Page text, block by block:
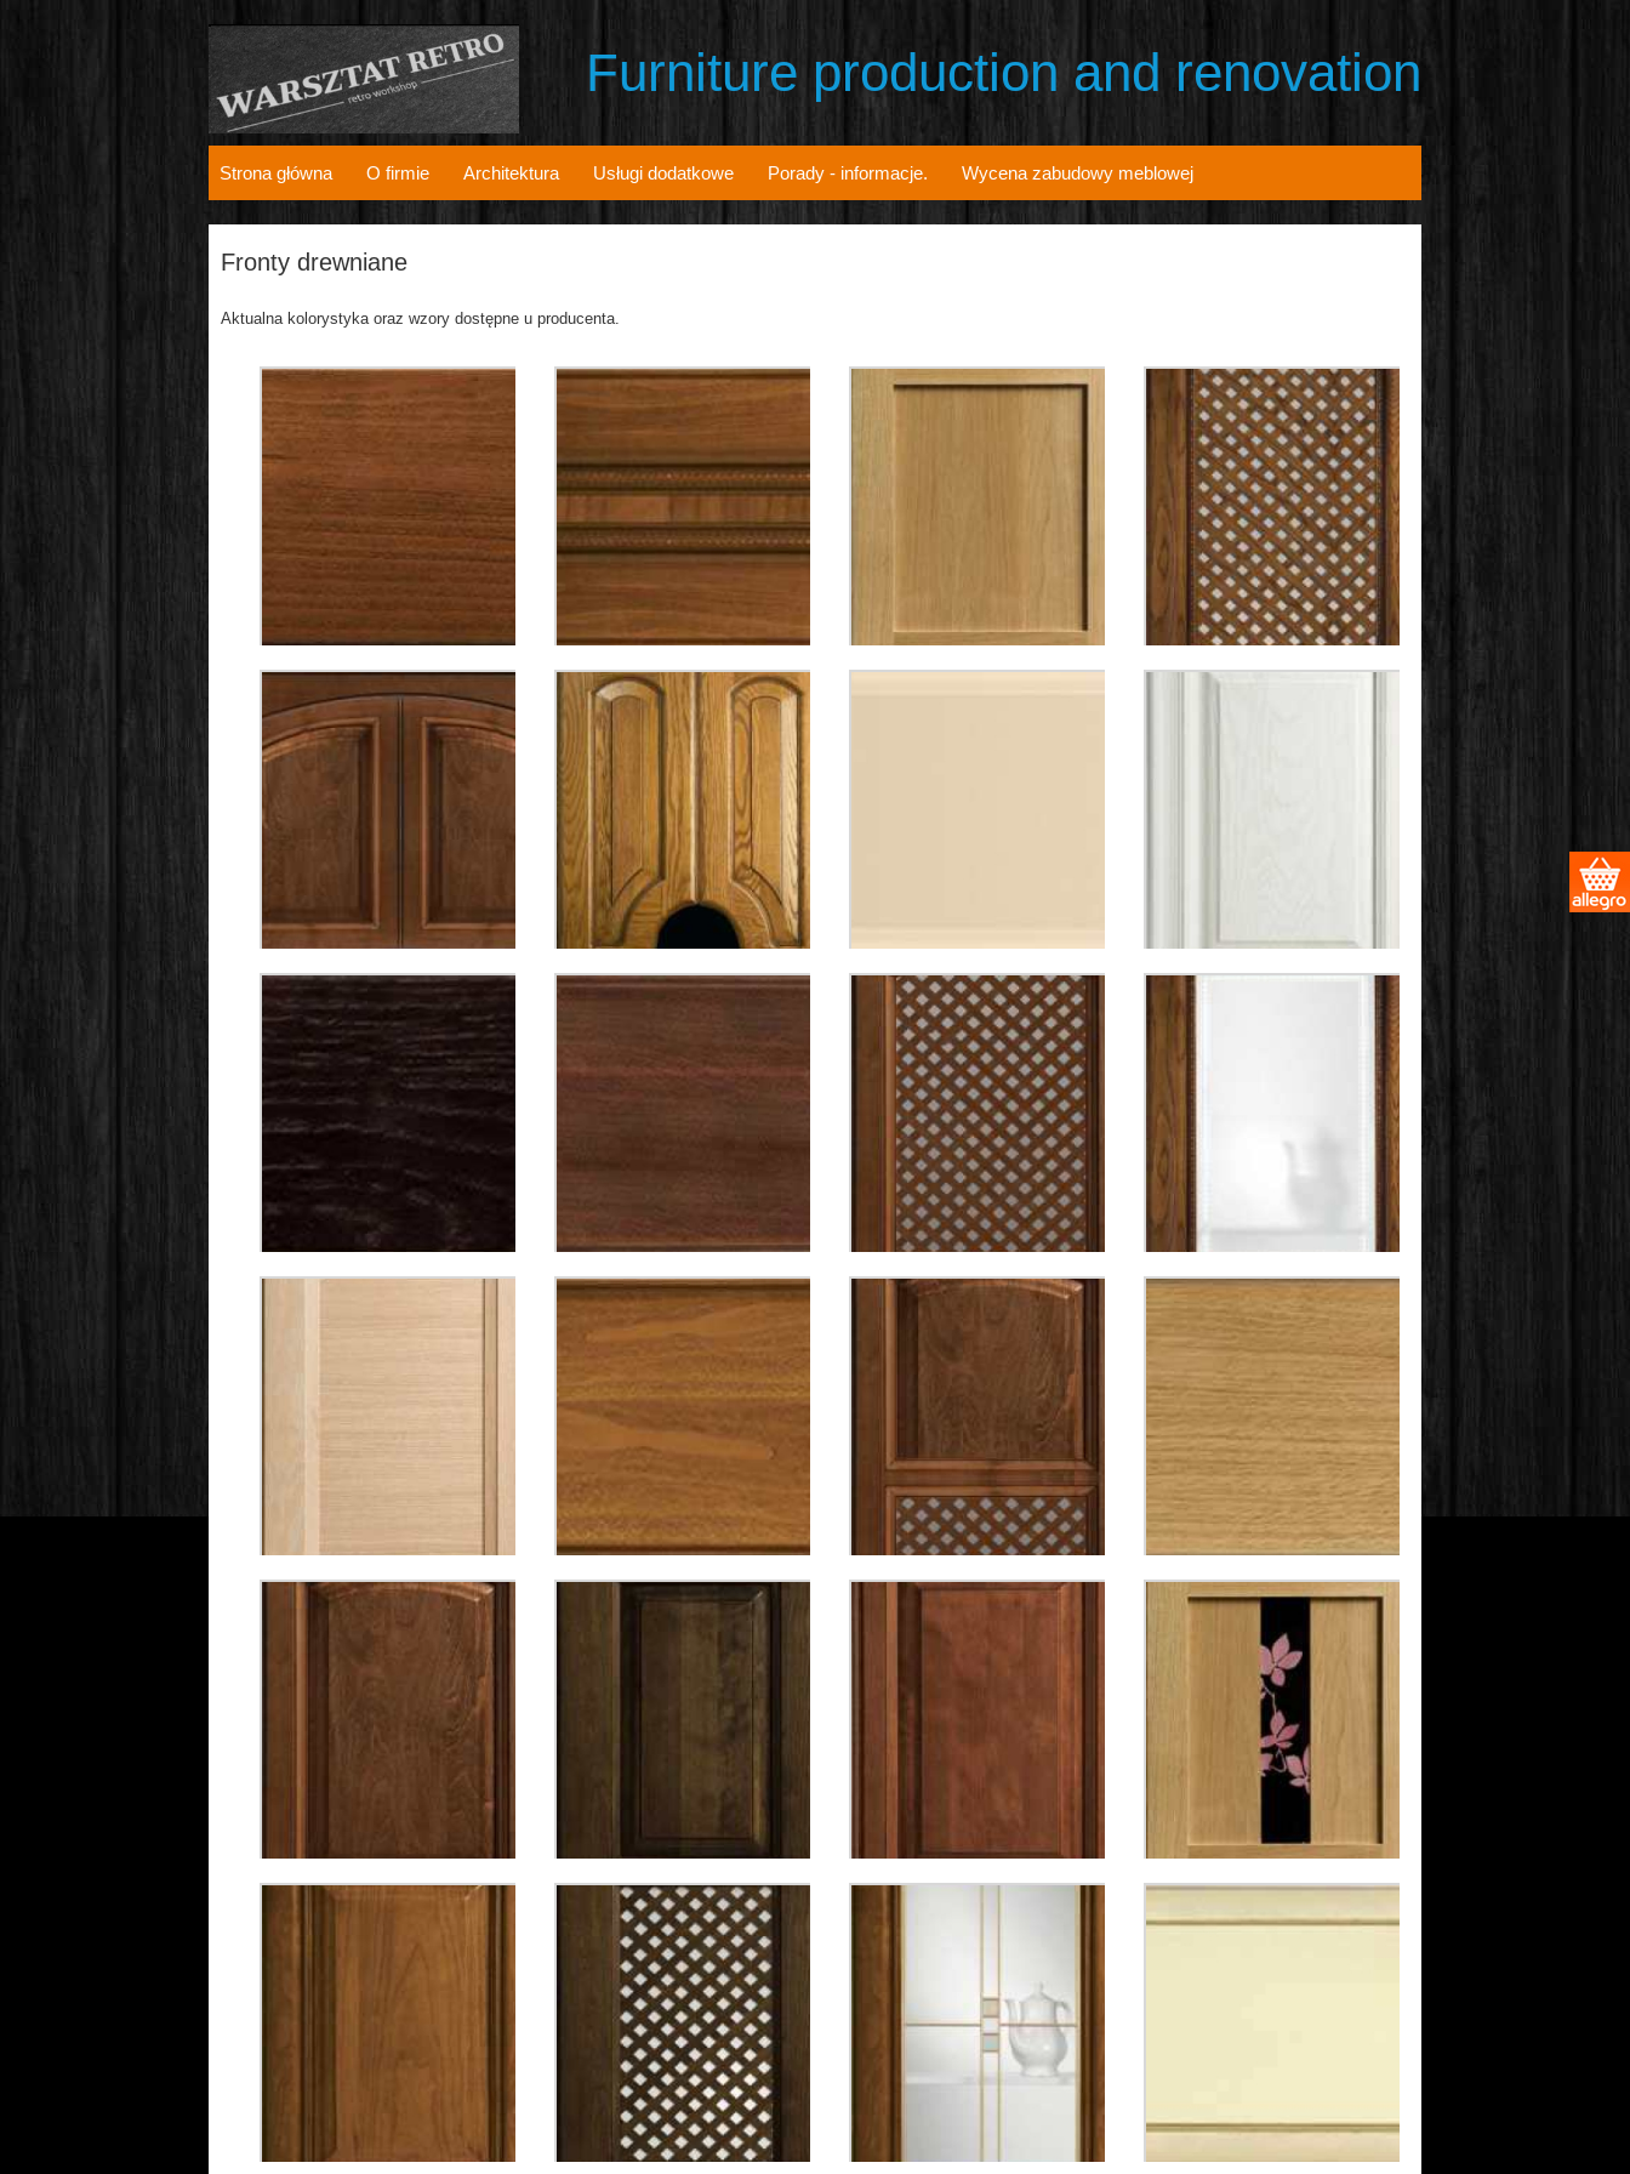
Furniture production and renovation
Strona główna O firmie Architektura Usługi dodatkowe Porady - informacje. Wycena zabudowy meblowej
Fronty drewniane
Aktualna kolorystyka oraz wzory dostępne u producenta.